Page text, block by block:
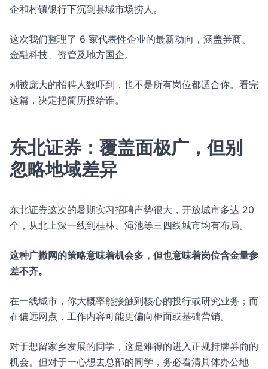
企和村镇银行下沉到县域市场捞人。
这次我们整理了 6 家代表性企业的最新动向，涵盖券商、
金融科技、资管及地方国企。
别被庞大的招聘人数吓到，也不是所有岗位都适合你。看完
这篇，决定把简历投给谁。
东北证券：覆盖面极广，但别
忽略地域差异
东北证券这次的暑期实习招聘声势很大，开放城市多达 20
个，从北上深一线到桂林、渑池等三四线城市均有布局。
这种广撒网的策略意味着机会多，但也意味着岗位含金量参
差不齐。
在一线城市，你大概率能接触到核心的投行或研究业务；而
在偏远网点，工作内容可能更偏向柜面或基础营销。
对于想留家乡发展的同学，这是难得的进入正规持牌券商的
机会。但对于一心想去总部的同学，务必看清具体办公地